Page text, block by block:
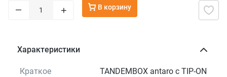
– + В корзину
Характеристики
Краткое
TANDEMBOX antaro с TIP-ON